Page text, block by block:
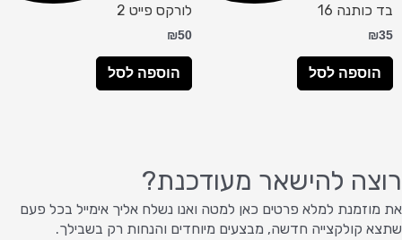
בד כותנה 16
₪35
הוספה לסל
לורקס פייט 2
₪50
הוספה לסל
רוצה להישאר מעודכנת?
את מוזמנת למלא פרטים כאן למטה ואנו נשלח אליך אימייל בכל פעם
שתצא קולקצייה חדשה, מבצעים מיוחדים והנחות רק בשבילך.